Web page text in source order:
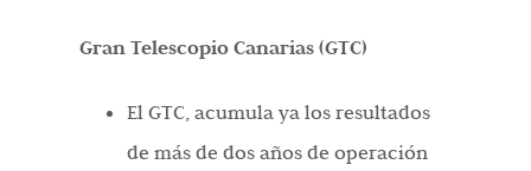
Gran Telescopio Canarias (GTC)
El GTC, acumula ya los resultados
de más de dos años de operación